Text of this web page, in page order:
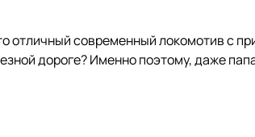
отличный современный локомотив с
дороге? Именно поэтому, даже